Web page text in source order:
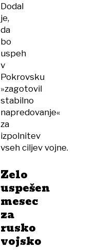
Dodal
je,
da
bo
uspeh
v
Pokrovsku
»zagotovil
stabilno
napredovanje«
za
izpolnitev
vseh ciljev vojne.
Zelo
uspešen
mesec
za
rusko
vojsko